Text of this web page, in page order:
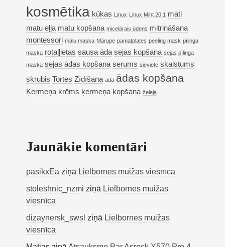
kosmētika kūkas Linux Linux Mint 20.1
mati
matu eļļa matu kopšana micelārais ūdens mitrināšana
montessori mālu maska Mārupe pamatplates peeling mask pīlinga
maska rotaļļietas sausa āda sejas kopšana sejas pīlinga
maska sejas ādas kopšana serums sieviete skaistums
skrubis Tortes Zīdīšana āda ādas kopšana
Ķermeņa krēms ķermeņa kopšana želeja
Jaunākie komentāri
pasikxEa ziņā Lielbornes muižas viesnīca
stoleshnic_nzmi ziņā Lielbornes muižas
viesnīca
dizaynersk_swsl ziņā Lielbornes muižas
viesnīca